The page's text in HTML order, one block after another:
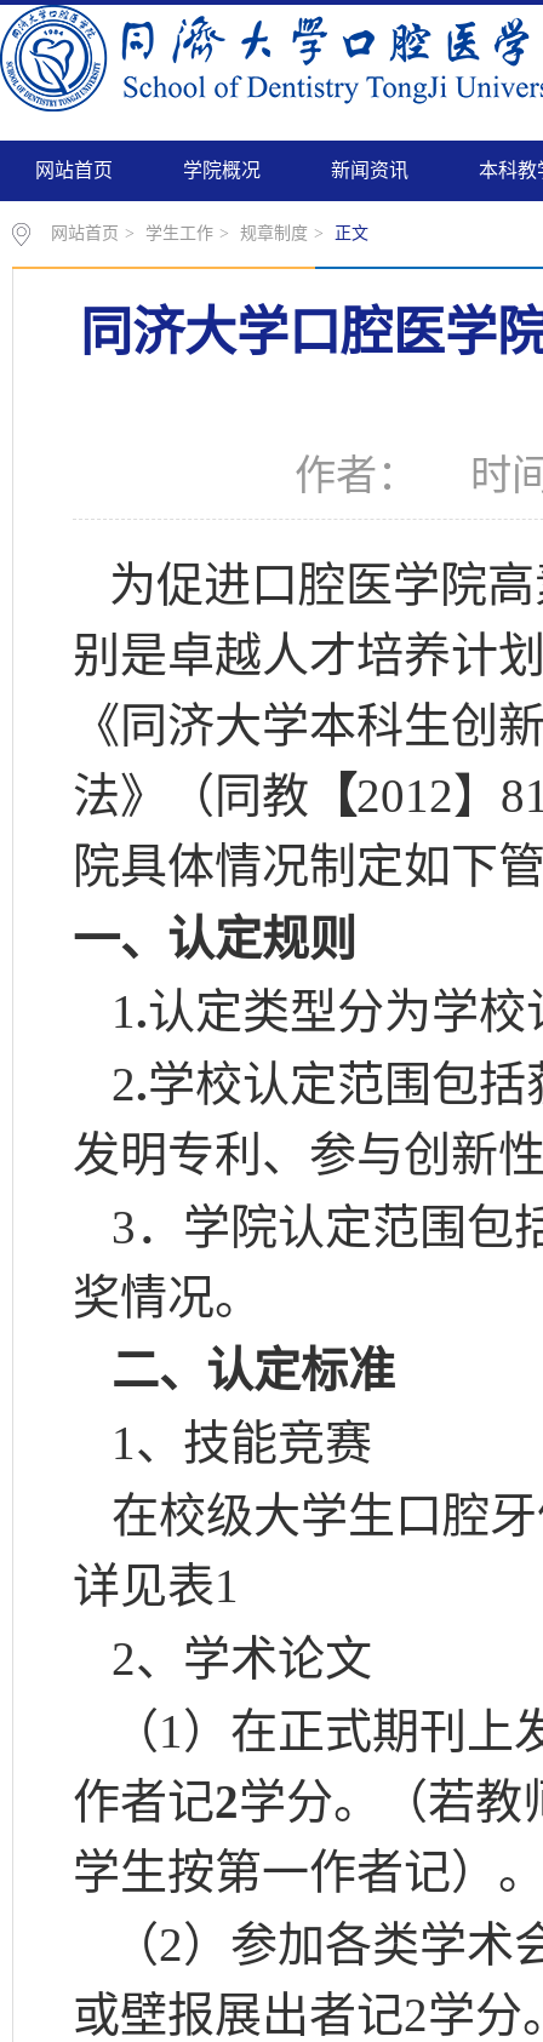
网站首页 学院概况 新闻资讯 本科教
网站首页 > 学生工作 > 规章制度 > 正文
同济大学口腔医学
作者： 时
为促进口腔医学院
别是卓越人才培养计
《同济大学本科生创
法》（同教 【2012】
院具体情况制定如下
一、认定规则
1.认定类型分为学
2.学校认定范围包
发明专利、参与创新
3．学院认定范围包
奖情况。
二、认定标准
1、技能竞赛
在校级大学生 口腔
详见表1
2、学术论文
（1） 在正式期刊上
作者记2学分。（若教
学生按第一作者记）
（2）参加各类学术
或壁报展出者记2学